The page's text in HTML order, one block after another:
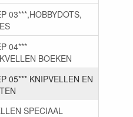
03***,HOBBYDOTS,
04***
BOEKEN
05*** KNIPVELLEN EN
SPECIAAL